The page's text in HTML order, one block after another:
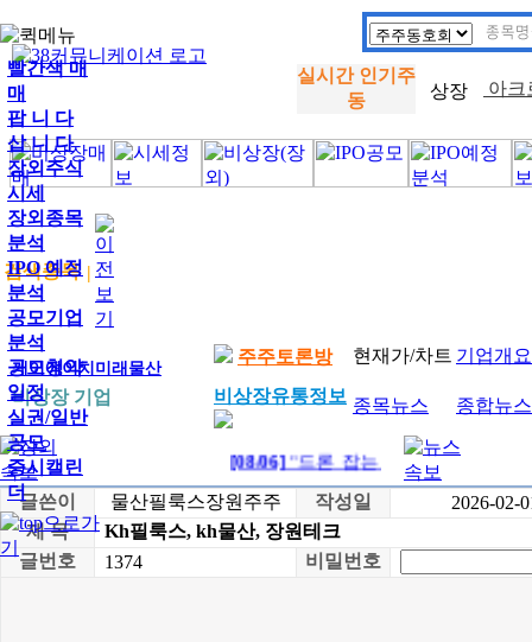
실시간 인기주
동
아크
.
삼성
삼성
.
검색종목 |
케이에이치미래물산
비상장 기업
주주토론방 현재가/차트 기업개요
비상장유통정보 종목뉴스 종합뉴스
[08/06]"드론 잡는 드론" 니어스랩,
글쓴이
물산필룩스장원주주 작성일
2026-02-
제 목
Kh필룩스, kh물산, 장원테크
글번호
1374 비밀번호
빨간색 매
매
팝 니 다
삽 니 다
장외주식
시세
장외종목
분석
IPO 예정
분석
공모기업
분석
공모청약
일정
실권/일반
공모
증시캘린
더